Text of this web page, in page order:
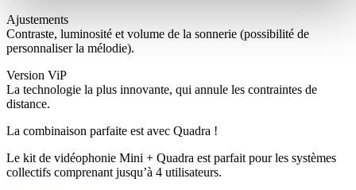
Ajustements
Contraste, luminosité et volume de la sonnerie (possibilité de
personnaliser la mélodie).
Version ViP
La technologie la plus innovante, qui annule les contraintes de
distance.
La combinaison parfaite est avec Quadra !
Le kit de vidéophonie Mini + Quadra est parfait pour les systèmes
collectifs comprenant jusqu’à 4 utilisateurs.